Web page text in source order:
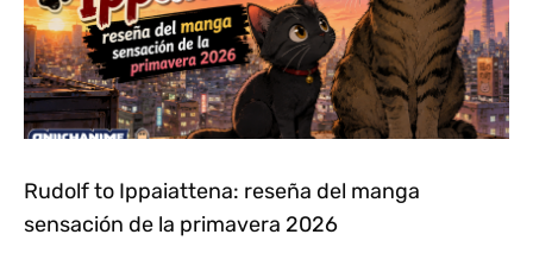
Rudolf to Ippaiattena: reseña del manga
sensación de la primavera 2026